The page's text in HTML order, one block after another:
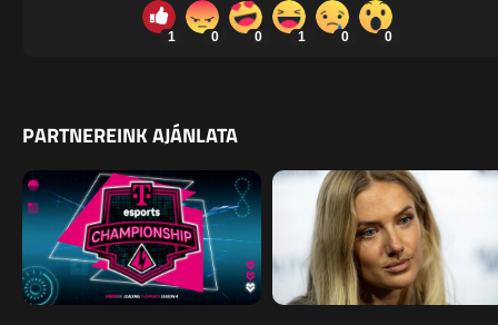
1 0 0 1 0 0
PARTNEREINK AJÁNLATA